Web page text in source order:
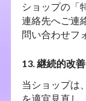
ショップの「
連絡先へご連
問い合わせフ
13. 継続的改善
当ショップは
を適宜見直し